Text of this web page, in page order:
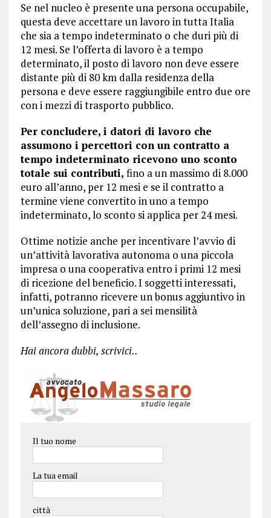
Se nel nucleo è presente una persona occupabile,
questa deve accettare un lavoro in tutta Italia
che sia a tempo indeterminato o che duri più di
12 mesi. Se l’offerta di lavoro è a tempo
determinato, il posto di lavoro non deve essere
distante più di 80 km dalla residenza della
persona e deve essere raggiungibile entro due ore
con i mezzi di trasporto pubblico.
Per concludere, i datori di lavoro che
assumono i percettori con un contratto a
tempo indeterminato ricevono uno sconto
totale sui contributi, fino a un massimo di 8.000
euro all’anno, per 12 mesi e se il contratto a
termine viene convertito in uno a tempo
indeterminato, lo sconto si applica per 24 mesi.
Ottime notizie anche per incentivare l’avvio di
un’attività lavorativa autonoma o una piccola
impresa o una cooperativa entro i primi 12 mesi
di ricezione del beneficio. I soggetti interessati,
infatti, potranno ricevere un bonus aggiuntivo in
un’unica soluzione, pari a sei mensilità
dell’assegno di inclusione.
Hai ancora dubbi, scrivici..
Il tuo nome
La tua email
città